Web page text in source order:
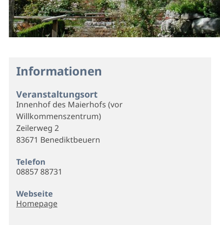
Informationen
Veranstaltungsort
Innenhof des Maierhofs (vor
Willkommenszentrum)
Zeilerweg 2
83671 Benediktbeuern
Telefon
08857 88731
Webseite
Homepage